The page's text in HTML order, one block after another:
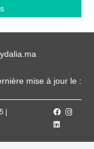
mise à jour le :
|